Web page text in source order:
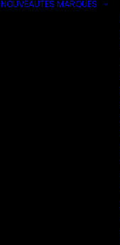
NOUVEAUTÉS MARQUES